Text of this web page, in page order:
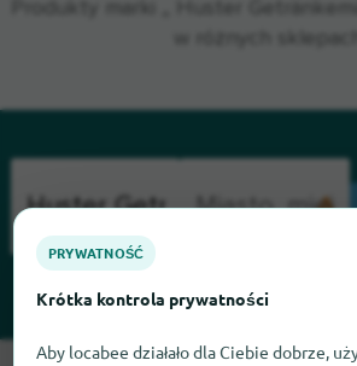
Produkty marki „ Huster
PRYWATNOŚĆ
Krótka kontrola prywatności
Aby locabee działało dla Ciebie dobrze,